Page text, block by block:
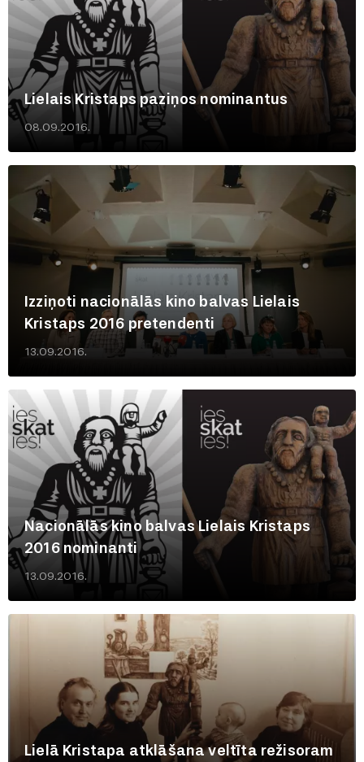
Lielais Kristaps paziņos nominantus
08.09.2016.
Izziņoti nacionālās kino balvas Lielais
Kristaps 2016 pretendenti
13.09.2016.
Nacionālās kino balvas Lielais Kristaps
2016 nominanti
13.09.2016.
Lielā Kristapa atklāšana veltīta režisoram